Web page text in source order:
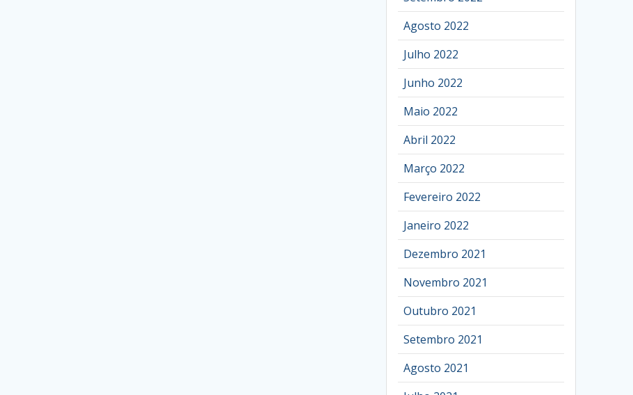
Agosto 2022
Julho 2022
Junho 2022
Maio 2022
Abril 2022
Março 2022
Fevereiro 2022
Janeiro 2022
Dezembro 2021
Novembro 2021
Outubro 2021
Setembro 2021
Agosto 2021